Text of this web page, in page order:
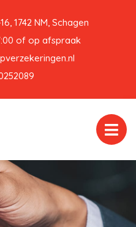
1742 NM, Schagen
of op afspraak